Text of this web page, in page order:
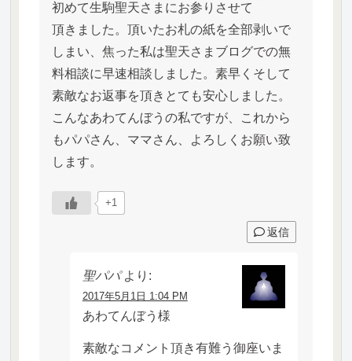
初めて生駒聖天さまにお参りさせて
頂きました。頂いたお札の紙を全部剥いで
しまい、焦った私は聖天さまブログでの無
料相談に早速相談しました。素早くそして
素敵なお返事を頂きとても安心しました。
こんなあわてんぼうの私ですが、これから
もパパさん、ママさん、よろしくお願い致
します。
+1
返信
聖パパ より:
2017年5月1日 1:04 PM
あわてんぼう様
素敵なコメント頂き有難う御座いま